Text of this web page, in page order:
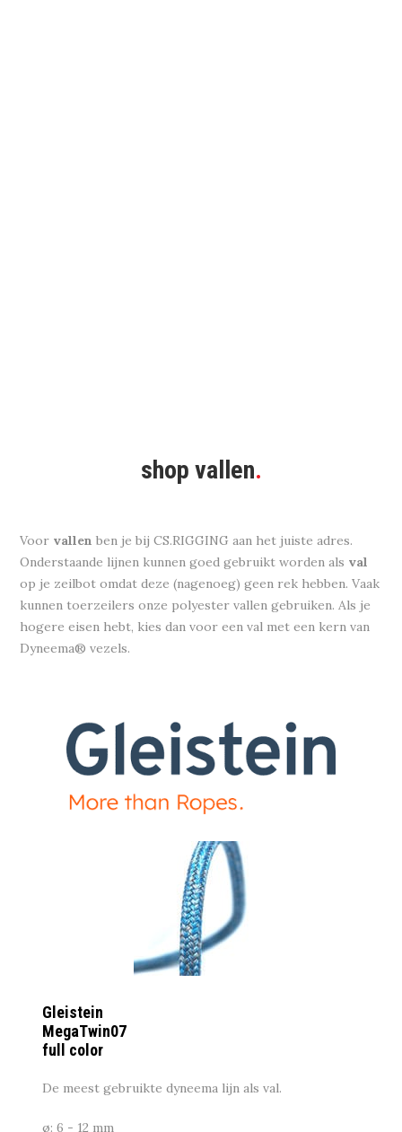
shop vallen.
Voor vallen ben je bij CS.RIGGING aan het juiste adres.
Onderstaande lijnen kunnen goed gebruikt worden als val
op je zeilbot omdat deze (nagenoeg) geen rek hebben. Vaak
kunnen toerzeilers onze polyester vallen gebruiken. Als je
hogere eisen hebt, kies dan voor een val met een kern van
Dyneema® vezels.
Gleistein
MegaTwin07
full color
De meest gebruikte dyneema lijn als val.
ø: 6 - 12 mm